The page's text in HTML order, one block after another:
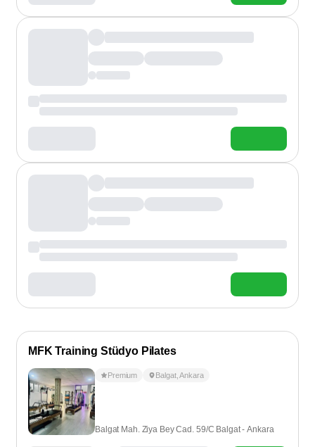
MFK Training Stüdyo Pilates
Premium Balgat,Ankara
Balgat Mah. Ziya Bey Cad. 59/C Balgat - Ankara